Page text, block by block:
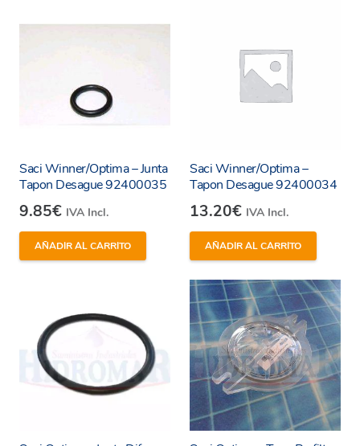
Saci Winner/Optima – Junta
Tapon Desague 92400035
9.85€ IVA Incl.
AÑADIR AL CARRITO
Saci Winner/Optima –
Tapon Desague 92400034
13.20€ IVA Incl.
AÑADIR AL CARRITO